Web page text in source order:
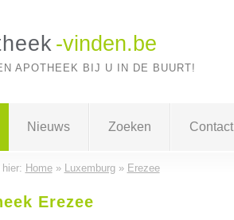
-vinden.be
APOTHEEK BIJ U IN DE BUURT!
Nieuws Zoeken Contact
Home» Luxemburg» Erezee
Erezee